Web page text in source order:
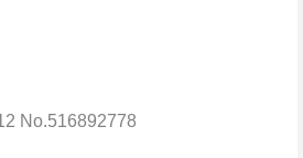
No.516892778